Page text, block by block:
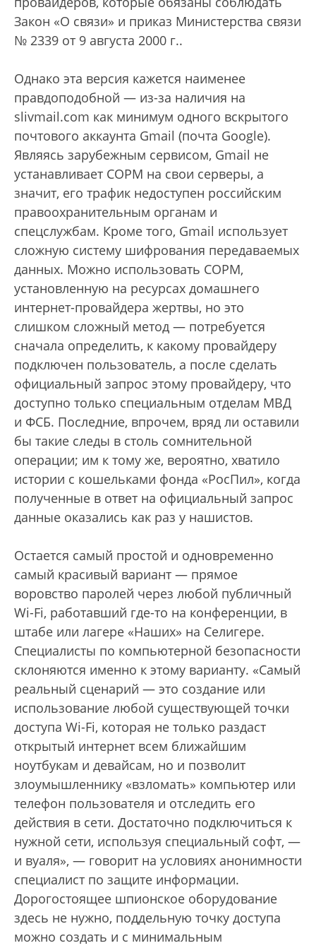
Закон «О связи» и приказ Министерства связи
№ 2339 от 9 августа 2000 г..
Однако эта версия кажется наименее
правдоподобной — из-за наличия на
slivmail.com как минимум одного вскрытого
почтового аккаунта Gmail (почта Google).
Являясь зарубежным сервисом, Gmail не
устанавливает СОРМ на свои серверы, а
значит, его трафик недоступен российским
правоохранительным органам и
спецслужбам. Кроме того, Gmail использует
сложную систему шифрования передаваемых
данных. Можно использовать СОРМ,
установленную на ресурсах домашнего
интернет-провайдера жертвы, но это
слишком сложный метод — потребуется
сначала определить, к какому провайдеру
подключен пользователь, а после сделать
официальный запрос этому провайдеру, что
доступно только специальным отделам МВД
и ФСБ. Последние, впрочем, вряд ли оставили
бы такие следы в столь сомнительной
операции; им к тому же, вероятно, хватило
истории с кошельками фонда «РосПил», когда
полученные в ответ на официальный запрос
данные оказались как раз у нашистов.
Остается самый простой и одновременно
самый красивый вариант — прямое
воровство паролей через любой публичный
Wi-Fi, работавший где-то на конференции, в
штабе или лагере «Наших» на Селигере.
Специалисты по компьютерной безопасности
склоняются именно к этому варианту. «Самый
реальный сценарий — это создание или
использование любой существующей точки
доступа Wi-Fi, которая не только раздаст
открытый интернет всем ближайшим
ноутбукам и девайсам, но и позволит
злоумышленнику «взломать» компьютер или
телефон пользователя и отследить его
действия в сети. Достаточно подключиться к
нужной сети, используя специальный софт, —
и вуаля», — говорит на условиях анонимности
специалист по защите информации.
Дорогостоящее шпионское оборудование
здесь не нужно, поддельную точку доступа
можно создать и с минимальным